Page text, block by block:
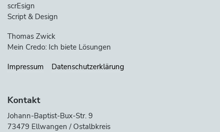
scrEsign
Script & Design
Thomas Zwick
Mein Credo: Ich biete Lösungen
Impressum
Datenschutzerklärung
Kontakt
Johann-Baptist-Bux-Str. 9
73479 Ellwangen / Ostalbkreis